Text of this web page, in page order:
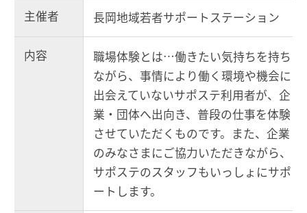
主催者 長岡地域若者サポートステーション
内容
職場体験とは…働きたい気持ちを持ち
ながら、事情により働く環境や機会に
出会えていないサポステ利用者が、企
業・団体へ出向き、普段の仕事を体験
させていただくものです。また、企業
のみなさまにご協力いただきながら、
サポステのスタッフもいっしょにサポ
ートします。